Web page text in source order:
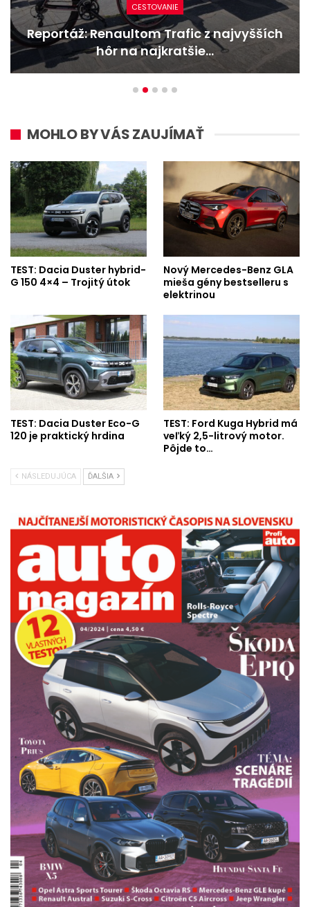
CESTOVANIE
Reportáž: Renaultom Trafic z najvyšších
hôr na najkratšie…
MOHLO BY VÁS ZAUJÍMAŤ
TEST: Dacia Duster hybrid-
G 150 4×4 – Trojitý útok
Nový Mercedes-Benz GLA
mieša gény bestselleru s
elektrinou
TEST: Dacia Duster Eco-G
120 je praktický hrdina
TEST: Ford Kuga Hybrid má
veľký 2,5-litrový motor.
Pôjde to…
NÁSLEDUJÚCA ĎALŠIA